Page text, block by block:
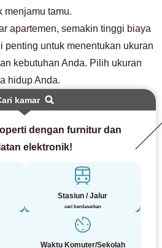
menjamu tamu.
apartemen, semakin tinggi biaya
penting untuk menentukan ukuran
kebutuhan Anda. Pilih ukuran
hidup Anda.
kamar
dengan furnitur dan
elektronik!
Stasiun / Jalur
cari berdasarkan
Waktu Komuter/Sekolah